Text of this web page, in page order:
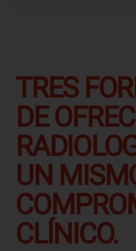
TRES
DE
UN
CLÍNICO.